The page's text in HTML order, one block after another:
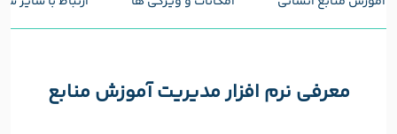
معرفی نرم افزار مدیریت آموزش منابع